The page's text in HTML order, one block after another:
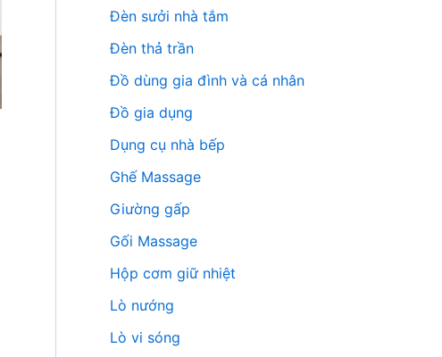
Đèn sưởi nhà tắm
Đèn thả trần
Đồ dùng gia đình và cá nhân
Đồ gia dụng
Dụng cụ nhà bếp
Ghế Massage
Giường gấp
Gối Massage
Hộp cơm giữ nhiệt
Lò nướng
Lò vi sóng